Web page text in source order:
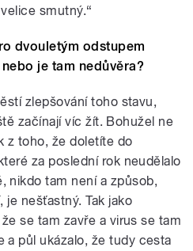
smutný.“
dvouletým odstupem
je tam nedůvěra?
zlepšování toho stavu,
začínají víc žít. Bohužel ne
z toho, že doletíte do
za poslední rok neudělalo
nikdo tam není a způsob,
je nešťastný. Tak jako
se tam zavře a virus se tam
a půl ukázalo, že tudy cesta